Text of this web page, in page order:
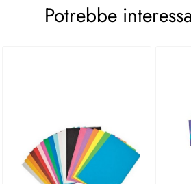
Potrebbe